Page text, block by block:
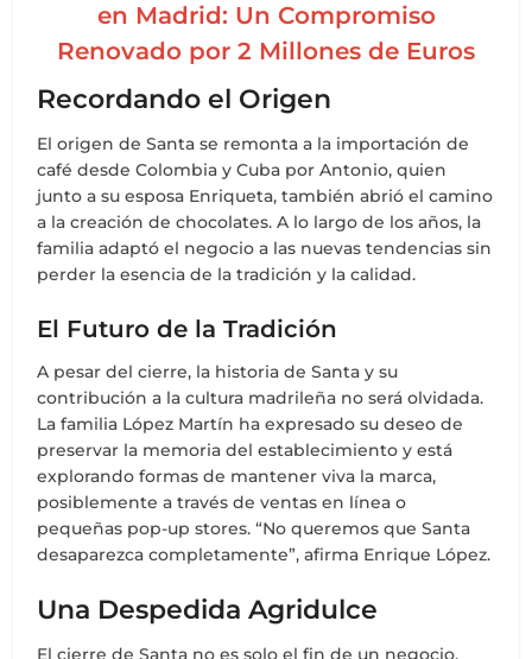
en Madrid: Un Compromiso
Renovado por 2 Millones de Euros
Recordando el Origen
El origen de Santa se remonta a la importación de
café desde Colombia y Cuba por Antonio, quien
junto a su esposa Enriqueta, también abrió el camino
a la creación de chocolates. A lo largo de los años, la
familia adaptó el negocio a las nuevas tendencias sin
perder la esencia de la tradición y la calidad.
El Futuro de la Tradición
A pesar del cierre, la historia de Santa y su
contribución a la cultura madrileña no será olvidada.
La familia López Martín ha expresado su deseo de
preservar la memoria del establecimiento y está
explorando formas de mantener viva la marca,
posiblemente a través de ventas en línea o
pequeñas pop-up stores. “No queremos que Santa
desaparezca completamente”, afirma Enrique López.
Una Despedida Agridulce
El cierre de Santa no es solo el fin de un negocio,